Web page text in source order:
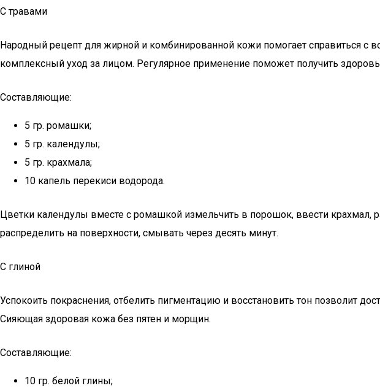
С травами
Народный рецепт для жирной и комбинированной кожи помогает справиться с
комплексный уход за лицом. Регулярное применение поможет получить
Составляющие:
5 гр. ромашки;
5 гр. календулы;
5 гр. крахмала;
10 капель перекиси водорода.
Цветки календулы вместе с ромашкой измельчить в порошок, ввести
распределить на поверхности, смывать через десять минут.
С глиной
Успокоить покраснения, отбелить пигментацию и восстановить тон позволит
Сияющая здоровая кожа без пятен и морщин.
Составляющие:
10 гр. белой глины;